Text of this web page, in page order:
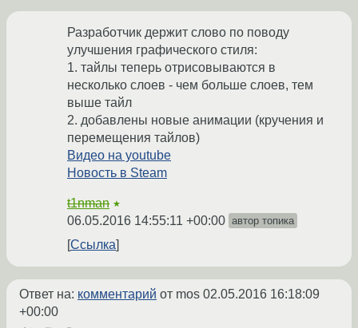
Разработчик держит слово по поводу
улучшения графического стиля:
1. тайлы теперь отрисовываются в
несколько слоев - чем больше слоев, тем
выше тайл
2. добавлены новые анимации (кручения и
перемещения тайлов)
Видео на youtube
Новость в Steam
t1nman ★
06.05.2016 14:55:11 +00:00 автор топика
Ссылка
Ответ на: комментарий от mos 02.05.2016 16:18:09
+00:00